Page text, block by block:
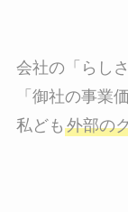
会社の「らし
「御社の事業
私ども 外部の